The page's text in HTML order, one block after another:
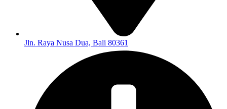
Jln. Raya Nusa Dua, Bali 80361